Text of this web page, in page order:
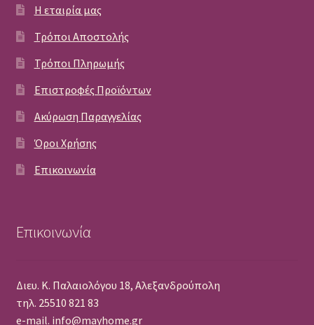
Η εταιρία μας
Τρόποι Αποστολής
Τρόποι Πληρωμής
Επιστροφές Προϊόντων
Ακύρωση Παραγγελίας
Όροι Χρήσης
Επικοινωνία
Επικοινωνία
Διευ. Κ. Παλαιολόγου 18, Αλεξανδρούπολη
τηλ. 25510 821 83
e-mail. info@mayhome.gr